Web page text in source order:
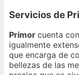
Servicios de
Primor cuenta
igualmente
que encarga de
bellezas de las